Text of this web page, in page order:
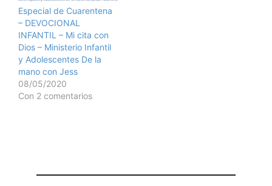
Especial de Cuarentena
– DEVOCIONAL
INFANTIL – Mi cita con
Dios – Ministerio Infantil
y Adolescentes De la
mano con Jess
08/05/2020
Con 2 comentarios